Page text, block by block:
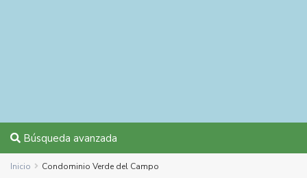
Búsqueda avanzada
Inicio Condominio Verde del Campo